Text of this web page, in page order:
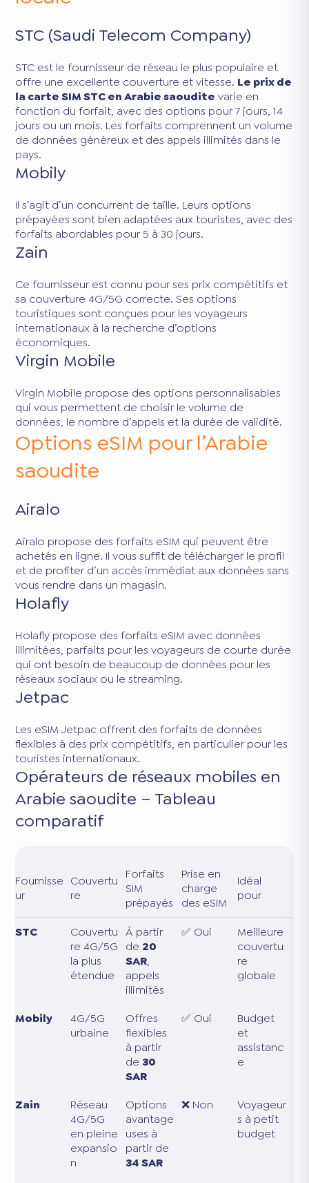
STC (Saudi Telecom Company)
STC est le fournisseur de réseau le plus populaire et
offre une excellente couverture et vitesse. Le prix de
la carte SIM STC en Arabie saoudite varie en
fonction du forfait, avec des options pour 7 jours, 14
jours ou un mois. Les forfaits comprennent un volume
de données généreux et des appels illimités dans le
pays.
Mobily
Il s’agit d’un concurrent de taille. Leurs options
prépayées sont bien adaptées aux touristes, avec des
forfaits abordables pour 5 à 30 jours.
Zain
Ce fournisseur est connu pour ses prix compétitifs et
sa couverture 4G/5G correcte. Ses options
touristiques sont conçues pour les voyageurs
internationaux à la recherche d’options
économiques.
Virgin Mobile
Virgin Mobile propose des options personnalisables
qui vous permettent de choisir le volume de
données, le nombre d’appels et la durée de validité.
Options eSIM pour l’Arabie
saoudite
Airalo
Airalo propose des forfaits eSIM qui peuvent être
achetés en ligne. Il vous suffit de télécharger le profil
et de profiter d’un accès immédiat aux données sans
vous rendre dans un magasin.
Holafly
Holafly propose des forfaits eSIM avec données
illimitées, parfaits pour les voyageurs de courte durée
qui ont besoin de beaucoup de données pour les
réseaux sociaux ou le streaming.
Jetpac
Les eSIM Jetpac offrent des forfaits de données
flexibles à des prix compétitifs, en particulier pour les
touristes internationaux.
Opérateurs de réseaux mobiles en
Arabie saoudite – Tableau
comparatif
Fournisse
ur
Couvertu
re
Forfaits
SIM
prépayés
Prise en
charge
des eSIM
Idéal
pour
STC
Couvertu
re 4G/5G
la plus
étendue
À partir
de 20
SAR,
appels
illimités
✅ Oui
Meilleure
couvertu
re
globale
Mobily
4G/5G
urbaine
Offres
flexibles
à partir
de30
SAR
✅ Oui
Budget
et
assistanc
e
Zain
Réseau
4G/5G
en pleine
expansio
n
Options
avantage
uses à
partir de
34 SAR
❌ Non
Voyageur
s à petit
budget